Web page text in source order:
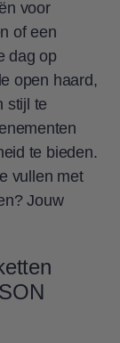
voor
of een
dag op
open haard,
stijl te
te bieden.
vullen met
Jouw